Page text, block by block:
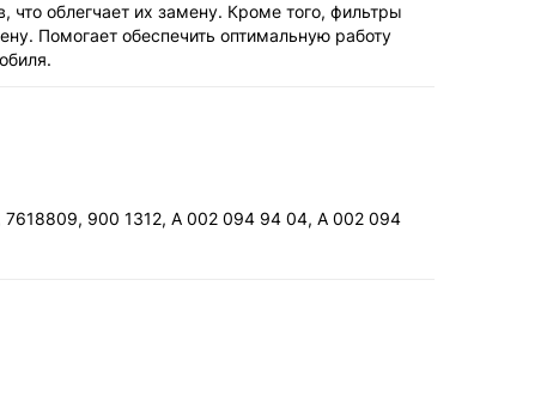
облегчает их замену. Кроме того, фильтры
Помогает обеспечить оптимальную работу
900 1312, A 002 094 94 04, A 002 094